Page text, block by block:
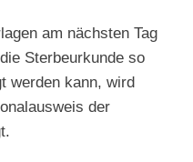
am nächsten Tag
Sterbeurkunde so
werden kann, wird
der